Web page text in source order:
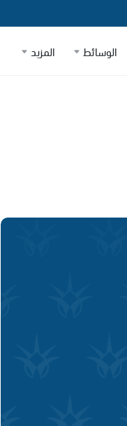
الوسائط المزيد